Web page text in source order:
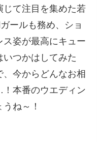
て注目を集めた若
ールも務め、ショ
姿が最高にキュー
いつかはしてみた
今からどんなお相
本番のウエディン
ね～！